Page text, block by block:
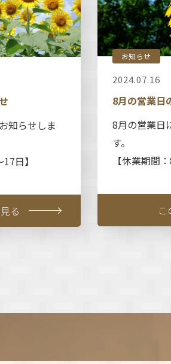
知らせしま
日】
る
お知らせ
2024.07.16
8月の営業日
8月の営業日
す。
【休業期間